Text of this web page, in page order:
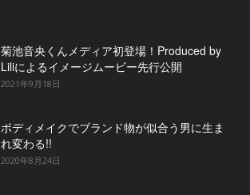
菊池音央くんメディア初登場！Produced by
Liliによるイメージムービー先行公開
2021年9月18日
ボディメイクでブランド物が似合う男に生ま
れ変わる!!
2020年8月24日